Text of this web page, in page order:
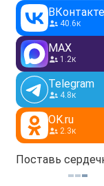
ВКонтакте
40.6к
MAX
1.2к
Telegram
4.8к
OK.ru
2.3к
Поставь